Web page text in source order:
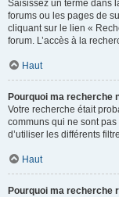
Saisissez un terme dans
forums ou les pages de
cliquant sur le lien «
forum. L’accès à la
Haut
Pourquoi ma recherche
Votre recherche était
communs qui ne sont
d’utiliser les différents
Haut
Pourquoi ma recherche